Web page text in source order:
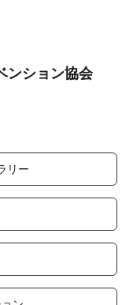
ンション協会
リー